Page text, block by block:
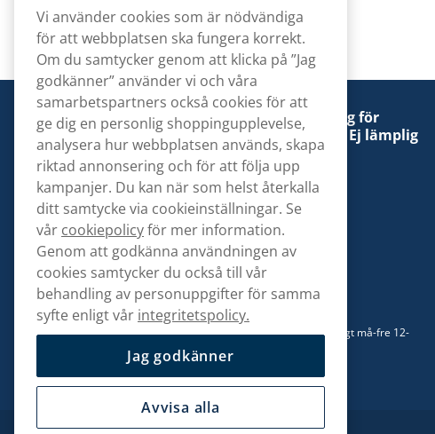
Denna tobaksprodukt kan vara skadlig för
hälsan och är beroendeframkallande. Ej lämplig
för personer under 18 år.
Kontakta oss
hej@snusbolaget.se
08 517 910 94
Mån-Tor 8.00-17.00 | Fre 9.00-17.00 | (Lunchstängt må-fre 12-
Vi använder cookies som är nödvändiga
för att webbplatsen ska fungera korrekt.
Om du samtycker genom att klicka på ”Jag
godkänner” använder vi och våra
samarbetspartners också cookies för att
ge dig en personlig shoppingupplevelse,
analysera hur webbplatsen används, skapa
riktad annonsering och för att följa upp
kampanjer. Du kan när som helst återkalla
ditt samtycke via cookieinställningar. Se
vår cookiepolicyför mer information.
Genom att godkänna användningen av
cookies samtycker du också till vår
behandling av personuppgifter för samma
syfte enligt vår integritetspolicy.
Jag godkänner
Avvisa alla